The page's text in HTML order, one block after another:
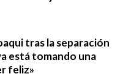
tras la separación
está tomando una
feliz»